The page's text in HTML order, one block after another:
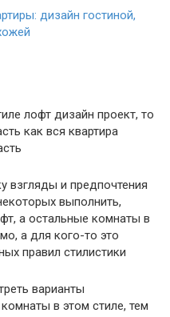
лофт дизайн проект, то
как вся квартира
взгляды и предпочтения
выполнить,
а остальные комнаты в
а для кого-то это
правил стилистики
варианты
в этом стиле, тем